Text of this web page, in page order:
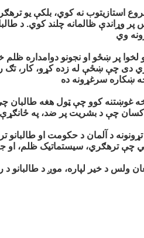
استازیتوب نه کوي، بلکې یو
وړاندې ظالمانه چلند کوي. د
وي
لخوا پر ښځو او نجونو
دی چې ښځې له زده کړو، کار، تګ
ښکاره سرغړونه ده
غوښتنه کوو چې ټول هغه طالبان
چې د بشريت پر ضد، په ځانګړې
د آلمان د حکومت او طالبانو
ترهګري، سیستماتیک ظلم، او
ولس د خیر لپاره، موږ د طالبانو